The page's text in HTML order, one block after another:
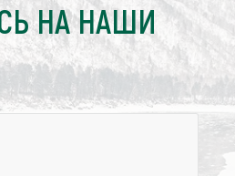
НА НАШИ